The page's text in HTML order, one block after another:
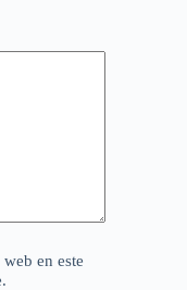
en este